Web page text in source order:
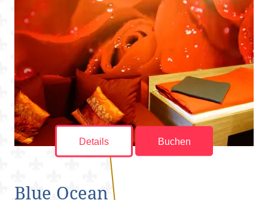
Details Buchen
Blue Ocean